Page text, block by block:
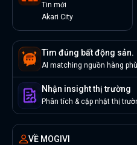
Tin mới
Akari City
Tìm đúng bất động sản.
AI matching nguồn hàng
Nhận insight thị trường
Phân tích & cập nhật thị
VỀ MOGIVI